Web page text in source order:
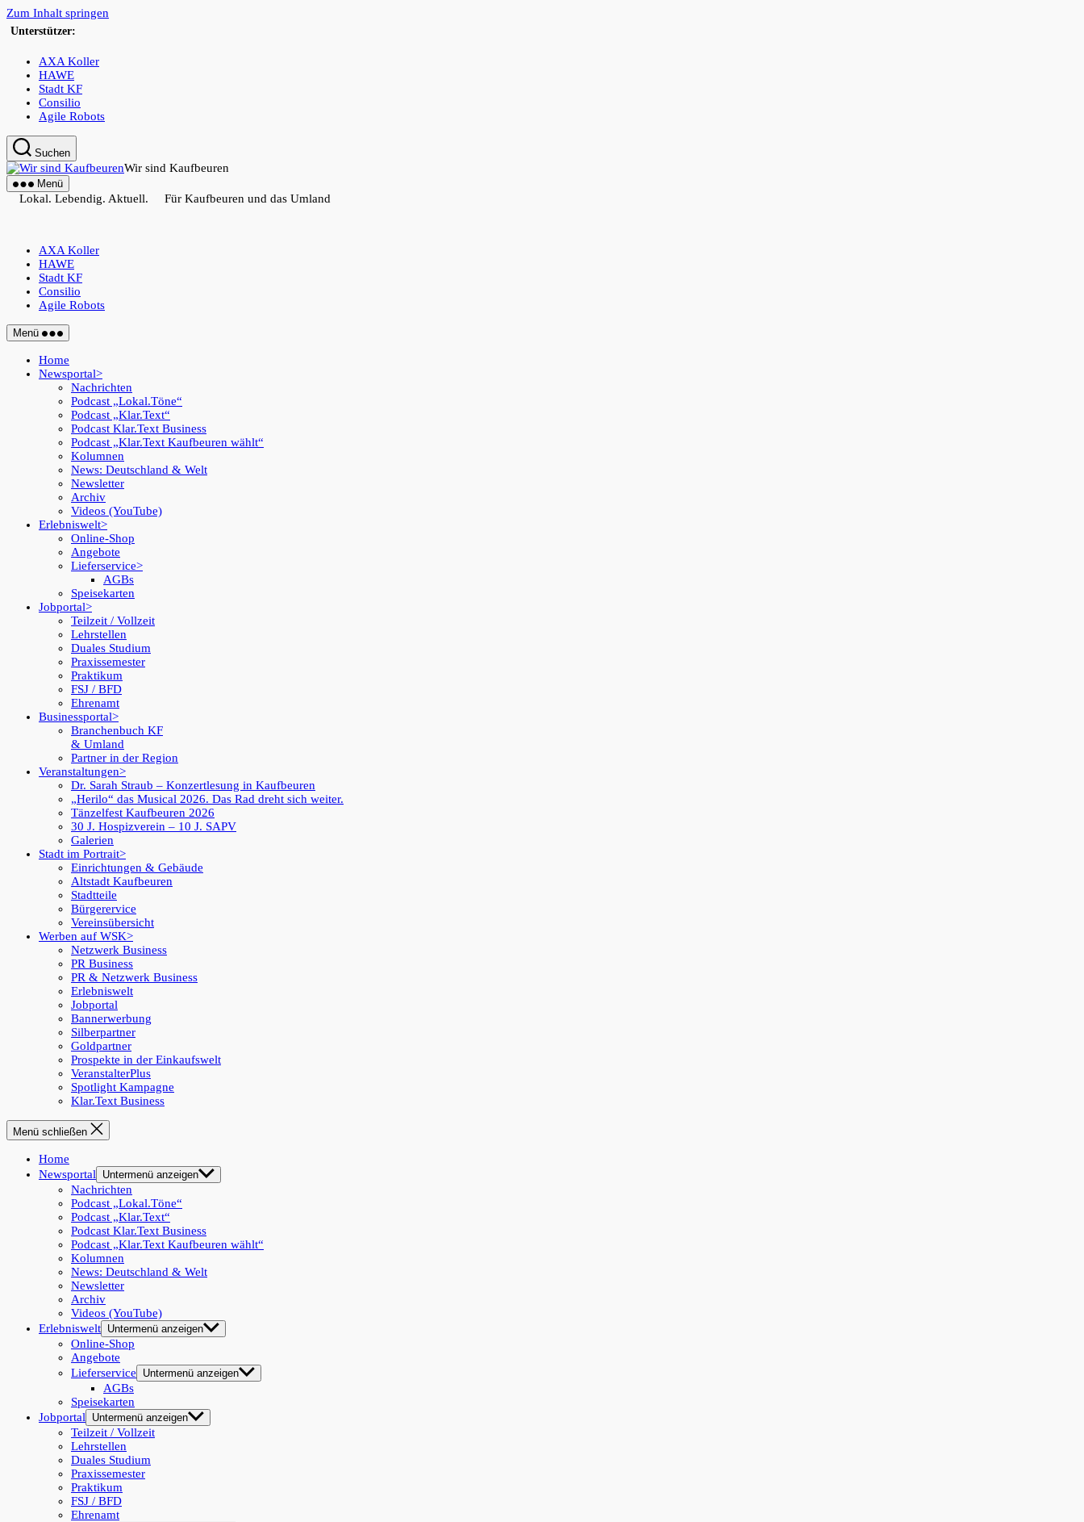
Zum Inhalt springen
Unterstützer:
AXA Koller
HAWE
Stadt KF
Consilio
Agile Robots
Suchen
Wir sind Kaufbeuren
Menü
Lokal. Lebendig. Aktuell. Für Kaufbeuren und das Umland
AXA Koller
HAWE
Stadt KF
Consilio
Agile Robots
Menü
Home
Newsportal
Nachrichten
Podcast „Lokal.Töne“
Podcast „Klar.Text“
Podcast Klar.Text Business
Podcast „Klar.Text Kaufbeuren wählt“
Kolumnen
News: Deutschland & Welt
Newsletter
Archiv
Videos (YouTube)
Erlebniswelt
Online-Shop
Angebote
Lieferservice
AGBs
Speisekarten
Jobportal
Teilzeit / Vollzeit
Lehrstellen
Duales Studium
Praxissemester
Praktikum
FSJ / BFD
Ehrenamt
Businessportal
Branchenbuch KF
& Umland
Partner in der Region
Veranstaltungen
Dr. Sarah Straub – Konzertlesung in Kaufbeuren
„Herilo“ das Musical 2026. Das Rad dreht sich weiter.
Tänzelfest Kaufbeuren 2026
30 J. Hospizverein – 10 J. SAPV
Galerien
Stadt im Portrait
Einrichtungen & Gebäude
Altstadt Kaufbeuren
Stadtteile
Bürgerervice
Vereinsübersicht
Werben auf WSK
Netzwerk Business
PR Business
PR & Netzwerk Business
Erlebniswelt
Jobportal
Bannerwerbung
Silberpartner
Goldpartner
Prospekte in der Einkaufswelt
VeranstalterPlus
Spotlight Kampagne
Klar.Text Business
Menü schließen
Home
Newsportal
Untermenü anzeigen
Nachrichten
Podcast „Lokal.Töne“
Podcast „Klar.Text“
Podcast Klar.Text Business
Podcast „Klar.Text Kaufbeuren wählt“
Kolumnen
News: Deutschland & Welt
Newsletter
Archiv
Videos (YouTube)
Erlebniswelt Untermenü anzeigen
Online-Shop
Angebote
Lieferservice
Untermenü anzeigen
AGBs
Speisekarten
Jobportal
Untermenü anzeigen
Teilzeit / Vollzeit
Lehrstellen
Duales Studium
Praxissemester
Praktikum
FSJ / BFD
Ehrenamt